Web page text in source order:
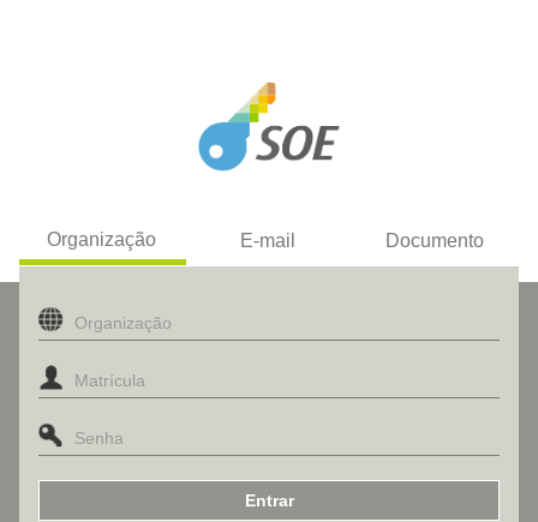
Organização E-mail Documento